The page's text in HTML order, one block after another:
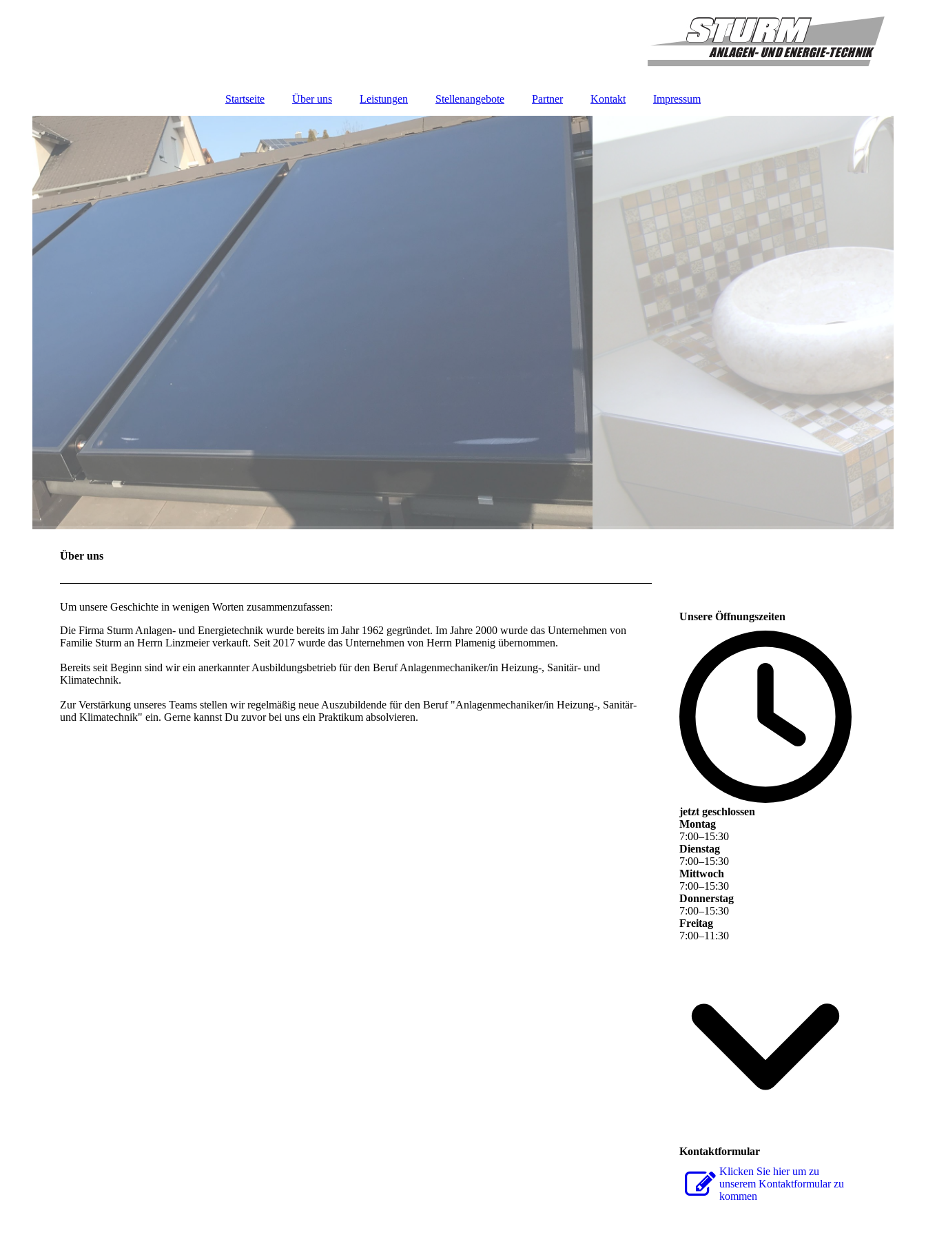
Startseite Über uns Leistungen Stellenangebote Partner Kontakt Impressum
Über uns
Um unsere Geschichte in wenigen Worten zusammenzufassen:
Die Firma Sturm Anlagen- und Energietechnik wurde bereits im Jahr 1962 gegründet. Im Jahre 2000 wurde das Unternehmen von
Familie Sturm an Herrn Linzmeier verkauft. Seit 2017 wurde das Unternehmen von Herrn Plamenig übernommen.
Bereits seit Beginn sind wir ein anerkannter Ausbildungsbetrieb für den Beruf Anlagenmechaniker/in Heizung-, Sanitär- und
Klimatechnik.
Zur Verstärkung unseres Teams stellen wir regelmäßig neue Auszubildende für den Beruf "Anlagenmechaniker/in Heizung-, Sanitär-
und Klimatechnik" ein. Gerne kannst Du zuvor bei uns ein Praktikum absolvieren.
Unsere Öffnungszeiten
jetzt geschlossen
Montag
7:00–15:30
Dienstag
7:00–15:30
Mittwoch
7:00–15:30
Donnerstag
7:00–15:30
Freitag
7:00–11 :30
Kontaktformular
Klicken Sie hier um zu
unserem Kon­takt­for­mu­lar zu
kommen